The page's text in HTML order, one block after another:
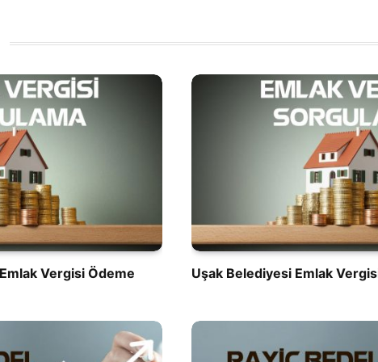
Vergisi Ödeme
Uşak Belediyesi Emlak